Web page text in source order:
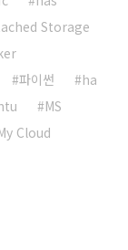
Storage
파이썬
ha
MS
Cloud